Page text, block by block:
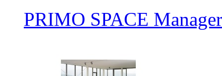
PRIMO SPACE